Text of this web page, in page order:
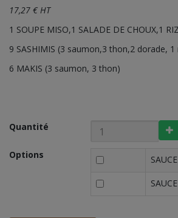
17,27 € HT
1 SOUPE MISO,1 SALADE DE CHOUX,1 RIZ
9 SASHIMIS (3 saumon,3 thon,2 dorade,
6 MAKIS (3 saumon, 3 thon)
Quantité
Options